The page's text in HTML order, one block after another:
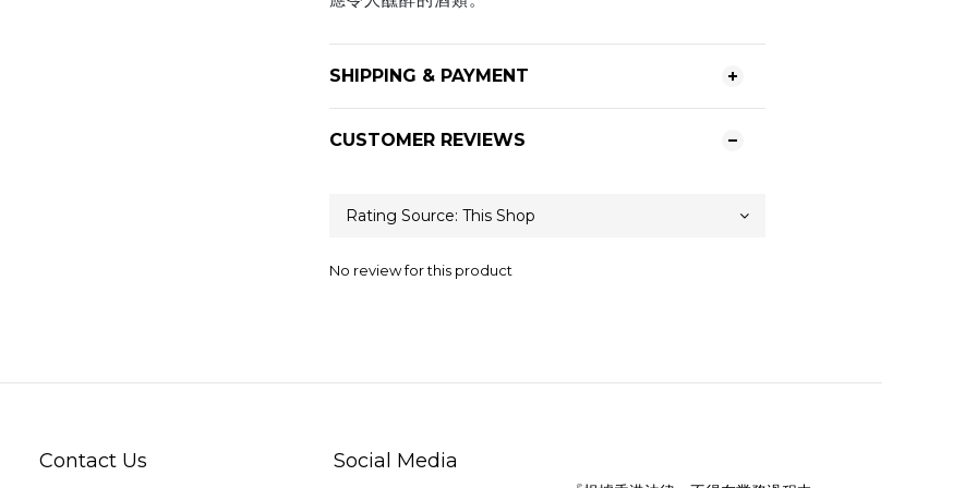
SHIPPING & PAYMENT
CUSTOMER REVIEWS
No review for this product
Contact Us Social Media